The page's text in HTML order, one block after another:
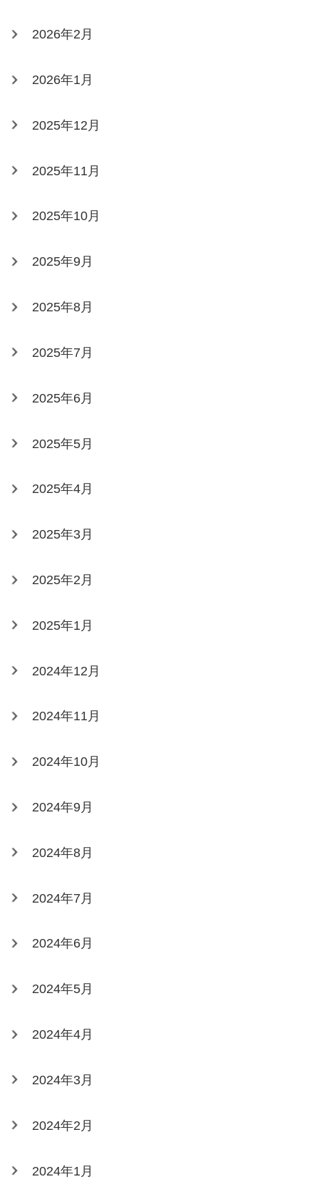
2026年2月
2026年1月
2025年12月
2025年11月
2025年10月
2025年9月
2025年8月
2025年7月
2025年6月
2025年5月
2025年4月
2025年3月
2025年2月
2025年1月
2024年12月
2024年11月
2024年10月
2024年9月
2024年8月
2024年7月
2024年6月
2024年5月
2024年4月
2024年3月
2024年2月
2024年1月